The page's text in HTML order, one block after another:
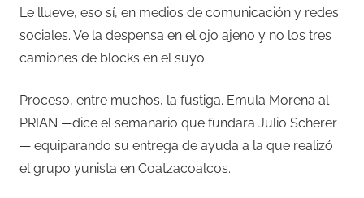
Le llueve, eso sí, en medios de comunicación y redes
sociales. Ve la despensa en el ojo ajeno y no los tres
camiones de blocks en el suyo.
Proceso, entre muchos, la fustiga. Emula Morena al
PRIAN —dice el semanario que fundara Julio Scherer
— equiparando su entrega de ayuda a la que realizó
el grupo yunista en Coatzacoalcos.